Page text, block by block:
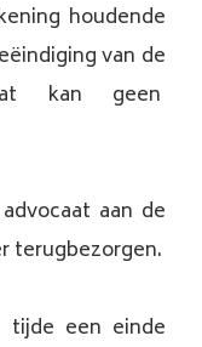
houdende
van de
kan geen
aan de
terugbezorgen.
tijde een einde